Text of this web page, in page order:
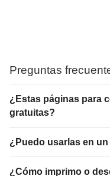
Preguntas
¿Estas páginas para
gratuitas?
¿Puedo usarlas en
¿Cómo imprimo o